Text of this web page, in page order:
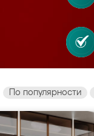
По популярности